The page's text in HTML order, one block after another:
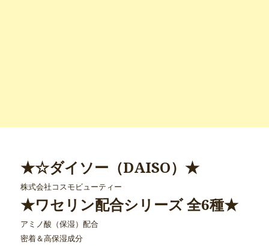
★☆ダイソー（DAISO）★
株式会社コスモビューティー
★ワセリン配合シリーズ 全6種★
アミノ酸（保湿）配合
密着＆高保湿成分